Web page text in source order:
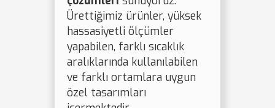
Ürettiğimiz ürünler, yüksek
hassasiyetli ölçümler
yapabilen, farklı sıcaklık
aralıklarında kullanılabilen
ve farklı ortamlara uygun
özel tasarımları